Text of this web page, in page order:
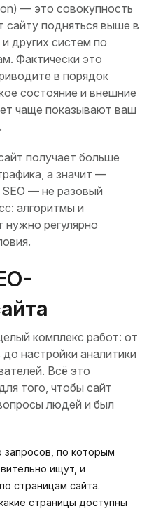
— это совокупность
сайту подняться выше в
других систем по
Фактически это
в порядок
состояние и внешние
чаще показывают ваш
получает больше
а значит —
— не разовый
алгоритмы и
нужно регулярно
комплекс работ: от
настройки аналитики
Всё это
того, чтобы сайт
людей и был
по которым
ищут, и
страницам сайта.
страницы доступны